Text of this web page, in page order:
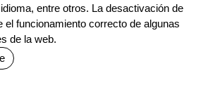
Irudia
entre otros. La desactivación de
el funcionamiento correcto de algunas
de la web.